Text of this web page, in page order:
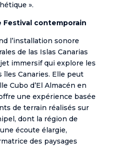
».
Festival contemporain
l’installation sonore
de las Islas Canarias
immersif qui explore les
îles Canaries. Elle peut
Cubo d’El Almacén en
une expérience basée
de terrain réalisés sur
dont la région de
écoute élargie,
des paysages